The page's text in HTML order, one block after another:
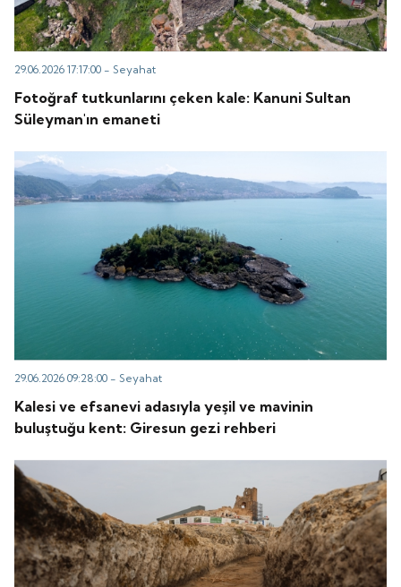
29.06.2026 17:17:00 -Seyahat
Fotoğraf tutkunlarını çeken kale: Kanuni Sultan
Süleyman'ın emaneti
29.06.2026 09:28:00 -Seyahat
Kalesi ve efsanevi adasıyla yeşil ve mavinin
buluştuğu kent: Giresun gezi rehberi